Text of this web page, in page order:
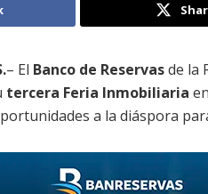
– El Banco de Reservasde la
tercera Feria Inmobiliaria
a la diáspora